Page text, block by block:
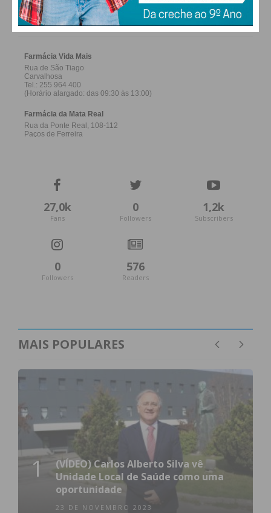
FARMACIAS DE SERVIÇO EM PAÇOS DE
FERREIRA
27,0k
Fans
0
Followers
1,2k
Subscribers
0
Followers
576
Readers
MAIS POPULARES
1
(VÍDEO) Carlos Alberto Silva vê
Unidade Local de Saúde como uma
oportunidade
23 DE NOVEMBRO 2023